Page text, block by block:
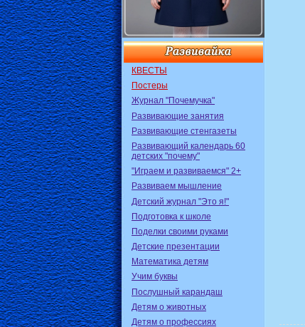
КВЕСТЫ
Постеры
Журнал "Почемучка"
Развивающие занятия
Развивающие стенгазеты
Развивающий календарь 60
детских "почему"
"Играем и развиваемся" 2+
Развиваем мышление
Детский журнал "Это я!"
Подготовка к школе
Поделки своими руками
Детские презентации
Математика детям
Учим буквы
Послушный карандаш
Детям о животных
Детям о профессиях